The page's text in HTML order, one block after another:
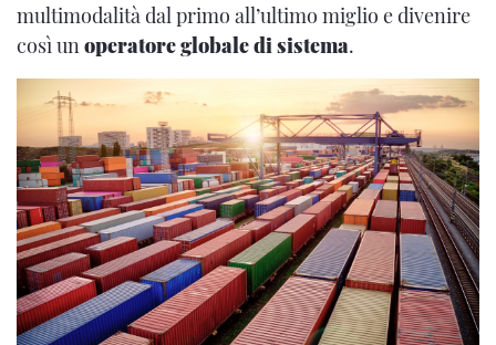
multimodalità dal primo all’ultimo miglio e divenire
così unoperatore globale di sistema.